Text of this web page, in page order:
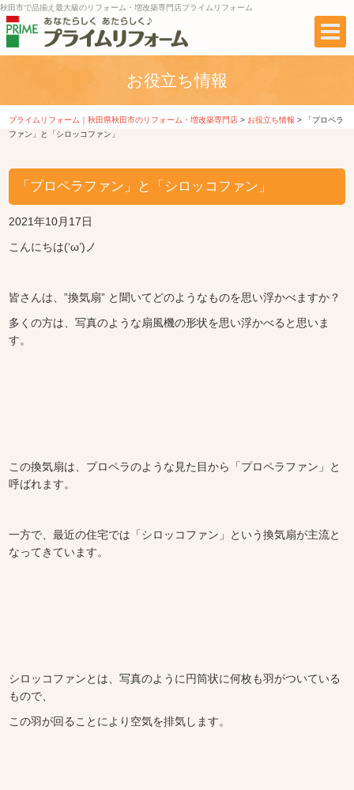
秋田市で品揃え最大級のリフォーム・増改築専門店プライムリフォーム
お役立ち情報
プライムリフォーム｜秋田県秋田市のリフォーム・増改築専門店 > お役立ち情報 >
「プロペラ
ファン」と「シロッコファン」
「プロペラファン」と「シロッコファン」
2021年10月17日
こんにちは(‘ω’)ノ
皆さんは、”換気扇” と聞いてどのようなものを思い浮かべますか？
多くの方は、写真のような扇風機の形状を思い浮かべると思いま
す。
この換気扇は、プロペラのような見た目から「プロペラファン」と
呼ばれます。
一方で、最近の住宅では「シロッコファン」という換気扇が主流と
なってきています。
シロッコファンとは、写真のように円筒状に何枚も羽がついている
もので、
この羽が回ることにより空気を排気します。